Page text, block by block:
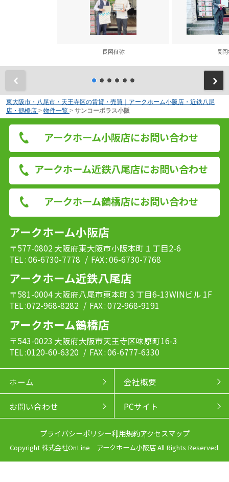
長岡征弥 長岡
東大阪市・八尾市・天王寺区の賃貸・売買｜アークホーム小阪店・近鉄八尾
店・鶴橋店 > 物件一覧 > サンコーポラス小阪
アークホーム小阪店にお問い合わせ
アークホーム近鉄八尾店にお問い合わせ
アークホーム鶴橋店にお問い合わせ
アークホーム小阪店
〒577-0802 大阪府東大阪市小阪本町１丁目2-6
TEL : 06-6730-7778 / FAX : 06-6730-7768
アークホーム近鉄八尾店
〒581-0004 大阪府八尾市東本町３丁目6-13WINビル 1F
TEL :072-968-8282 / FAX : 072-968-9191
アークホーム鶴橋店
〒543-0023 大阪府大阪市天王寺区味原町16-3
TEL :0120-60-6320 / FAX : 06-6777-6330
ホーム 会社概要
お問い合わせ PCサイト
プライバシーポリシー利用規約アクセスマップ
Copyright 株式会社OnLine アークホーム小阪店 All Rights Reserved.